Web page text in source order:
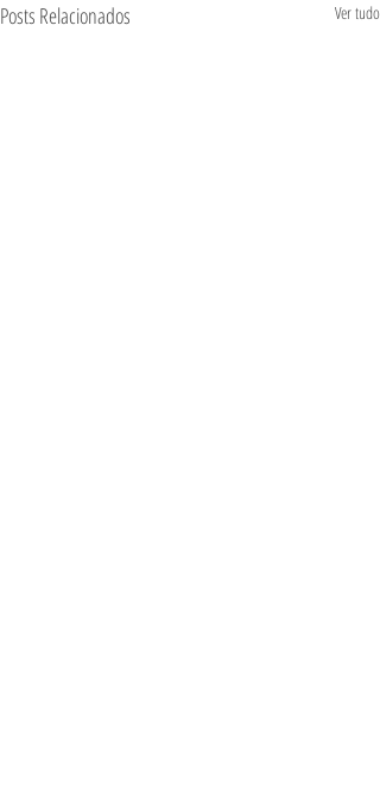
Posts Relacionados Ver tudo